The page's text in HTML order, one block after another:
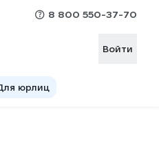
8 800 550-37-70
Войти
юрлиц